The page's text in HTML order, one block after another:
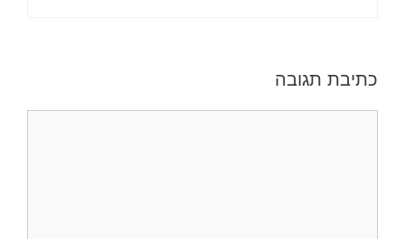
כתיבת תגובה